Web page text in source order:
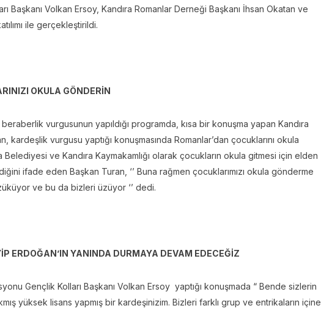
Başkanı Volkan Ersoy, Kandıra Romanlar Derneği Başkanı İhsan Okatan ve
ile gerçekleştirildi.
OKULA GÖNDERİN
vurgusunun yapıldığı programda, kısa bir konuşma yapan Kandıra
kardeşlik vurgusu yaptığı konuşmasında Romanlar’dan çocuklarını okula
ve Kandıra Kaymakamlığı olarak çocukların okula gitmesi için elden
ifade eden Başkan Turan, ‘’ Buna rağmen çocuklarımızı okula gönderme
ve bu da bizleri üzüyor ‘’ dedi.
ERDOĞAN’IN YANINDA DURMAYA DEVAM EDECEĞİZ
Gençlik Kolları Başkanı Volkan Ersoy yaptığı konuşmada “ Bende sizlerin
yüksek lisans yapmış bir kardeşinizim. Bizleri farklı grup ve entrikaların içine